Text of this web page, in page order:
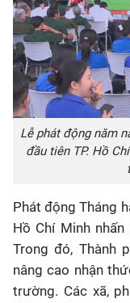
Lễ phát động năm
đầu tiên TP. Hồ
Phát động Tháng
Hồ Chí Minh
Trong đó, Thành
nâng cao nhận
trường. Các xã,